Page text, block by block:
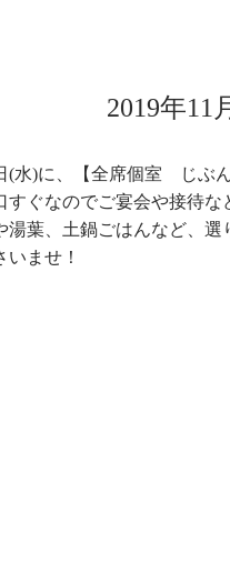
2019年11
(水)に、【全席個室 じぶ
すぐなのでご宴会や接待な
湯葉、土鍋ごはんなど、
ませ！